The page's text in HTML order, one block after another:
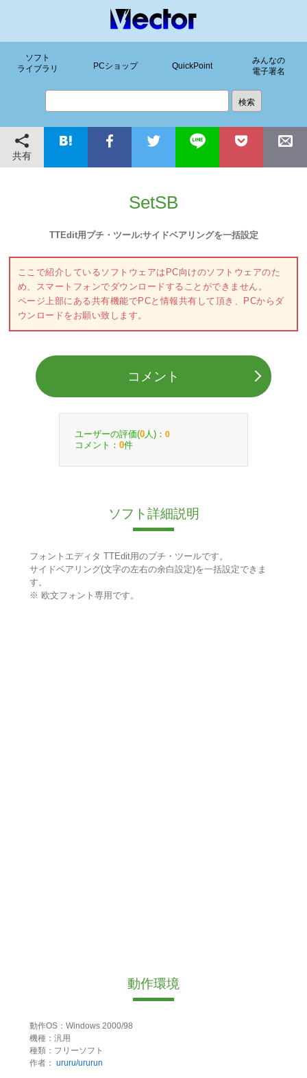
ソフト
ライブラリ
PCショップ QuickPoint
みんなの
電子署名
共有
SetSB
TTEdit用プチ・ツール:サイドベアリングを一括設定
ここで紹介しているソフトウェアはPC向けのソフトウェアのた
め、スマートフォンでダウンロードすることができません。
ページ上部にある共有機能でPCと情報共有して頂き、PCからダ
ウンロードをお願い致します。
コメント
ユーザーの評価(0 人)： 0
コメント： 0件
ソフト詳細説明
フォントエディタ TTEdit用のプチ・ツールです。
サイドベアリング(文字の左右の余白設定)を一括設定できま
す。
※ 欧文フォント専用です。
動作環境
動作OS：Windows 2000/98
機種：汎用
種類：フリーソフト
作者： ururu/ururun